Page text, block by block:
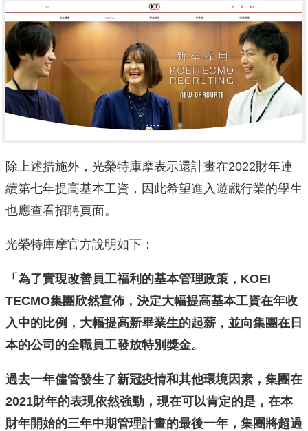
除上述措施外，光榮特庫摩表示還計畫在2022財年連
續第七年提高基本工資，因此希望進入遊戲行業的學生
也應查看招聘頁面。
光榮特庫摩官方說明如下：
「為了實現改善員工福利的基本管理政策，KOEI
TECMO集團欣然宣佈，決定大幅提高基本工資在年收
入中的比例，大幅提高新畢業生的起薪，並向集團在日
本的公司的全職員工發放特別獎金。
過去一年儘管發生了新冠疫情和其他環境因素，集團在
2021財年的表現依然強勁，現在可以肯定的是，在本
財年開始的三年中期管理計畫的最後一年，集團將超過